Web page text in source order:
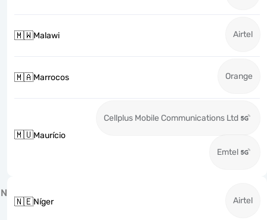
🇲🇼Malawi Airtel
🇲🇦Marrocos Orange
🇲🇺Maurício
Cellplus Mobile Communications Ltd
Emtel
N
🇳🇪Níger Airtel